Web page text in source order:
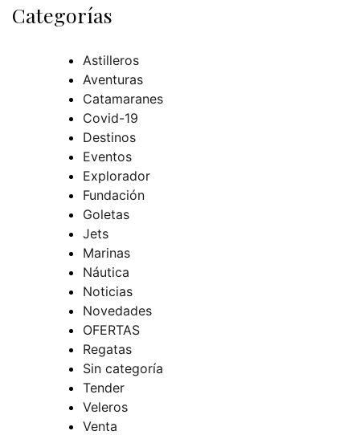
Categorías
Astilleros
Aventuras
Catamaranes
Covid-19
Destinos
Eventos
Explorador
Fundación
Goletas
Jets
Marinas
Náutica
Noticias
Novedades
OFERTAS
Regatas
Sin categoría
Tender
Veleros
Venta